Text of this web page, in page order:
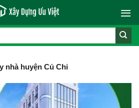
nhà huyện Củ Chi